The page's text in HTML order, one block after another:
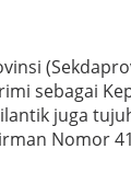
sebagai
juga
Nomor